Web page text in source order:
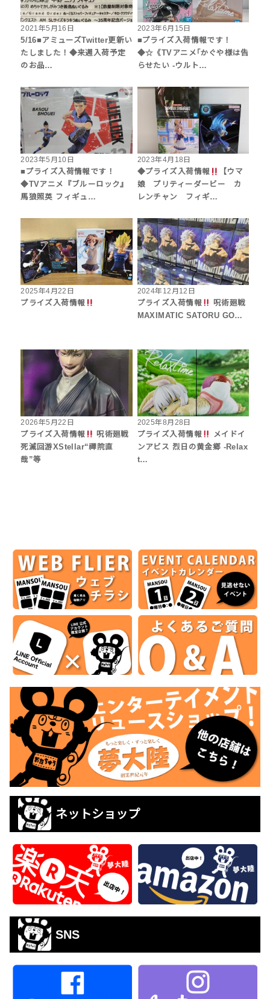
2021年5月16日
5/16■アミューズTwitter更新い
たしました！◆来週入荷予定
のお品…
2023年6月15日
■プライズ入荷情報です！
◆☆《TVアニメ｢かぐや様は告
らせたい -ウルト…
2023年5月10日
■プライズ入荷情報です！
◆TVアニメ『ブルーロック』
馬狼照英 フィギュ…
2023年4月18日
◆プライズ入荷情報
【ウマ
娘 プリティーダービー カ
レンチャン フィギ…
2025年4月22日
プライズ入荷情報
2024年12月12日
プライズ入荷情報
呪術廻戦
MAXIMATIC SATORU GO…
2026年5月22日
プライズ入荷情報
呪術廻戦
死滅回游XStellar“禪院直
哉”等
2025年8月28日
プライズ入荷情報
メイドイ
ンアビス 烈日の黄金郷 -Relax
t…
ネットショップ
SNS